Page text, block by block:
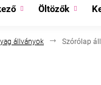
Öltözők
állványok Szórólap